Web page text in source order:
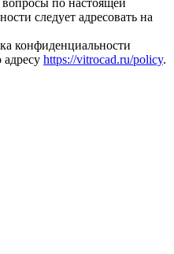
следует адресовать на
конфиденциальности
https://vitrocad.ru/policy.